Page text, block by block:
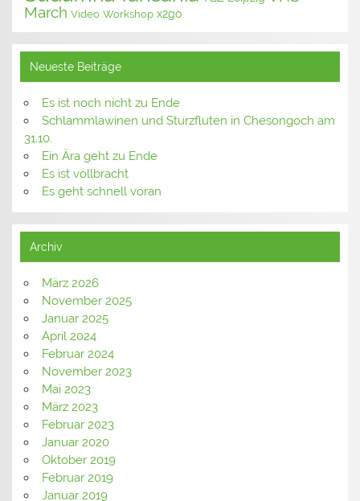
March Video Workshop x2go
Neueste Beiträge
Es ist noch nicht zu Ende
Schlammlawinen und Sturzfluten in Chesongoch am
31.10.
Ein Ära geht zu Ende
Es ist vollbracht
Es geht schnell voran
Archiv
März 2026
November 2025
Januar 2025
April 2024
Februar 2024
November 2023
Mai 2023
März 2023
Februar 2023
Januar 2020
Oktober 2019
Februar 2019
Januar 2019